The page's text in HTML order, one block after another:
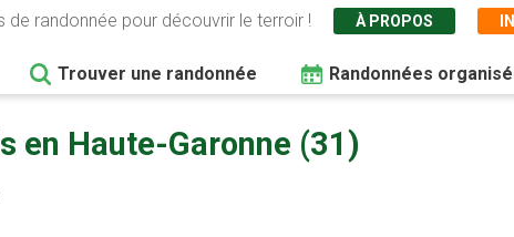
de randonnée pour découvrir le terroir ! À PROPOS
Trouver une randonnée Randonnées
en Haute-Garonne (31)